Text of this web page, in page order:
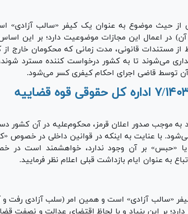
از حیث موضوع به عنوان یک کیفر «سالب آزادی»
در اعمال این مجازات موضوعیت دارد؛ بر این
مستندات قانونی، مدت زمانی که محکومان خارج از
می‌شوند تا به کشور درخواست کننده مسترد
توسط قاضی اجرای احکام کیفری کسر می‌شود.
به موجب صدور اعلان قرمز، محکوم‌علیه در آن کشور
می‌شود. با عنایت به اینکه در قوانین داخلی در خصوص
یا «حبس» بر آن وجود ندارد، خواهشمند است در
به عنوان ایام بازداشت قبلی اعلام نظر فرمایید.
«سالب آزادی» است و همین امر (سلب آزادی رفت و
بر این بنیاد و با لحاظ اقتضای عدالت و نصفت